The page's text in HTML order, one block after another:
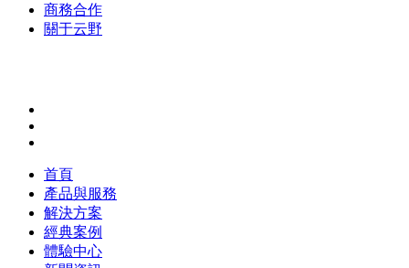
商務合作
關于云野
首頁
產品與服務
解決方案
經典案例
體驗中心